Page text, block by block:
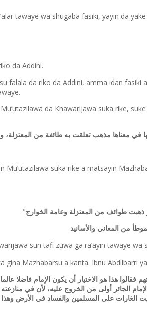
tawaye wa shugaba fasiki, yayin da
da Addini.
falala da riko da Addini, amma idan fasiki
da Khawarijawa suka rike,
في معناها مذهب تعلقت به طائفة من
Mu’utazilawa suka rike a matsayin
"ذهبت طوائف من المعتزلة وعامة الخوارج
من المعاني والأسانيد
sun tafi zuwa ga ra’ayin tawaye wa
gina Mazhabarsu a kanta. Ibnu Abdilbarri
فقالوا هذا هو الاختيار أن يكون الإمام فاضلا
الجائر أولى من الخروج عليه، لأن في منازعته
الغارات على المسلمين والفساد في الأرض